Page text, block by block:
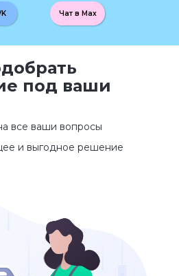
Чат в Max
под ваши
все ваши вопросы
и выгодное решение